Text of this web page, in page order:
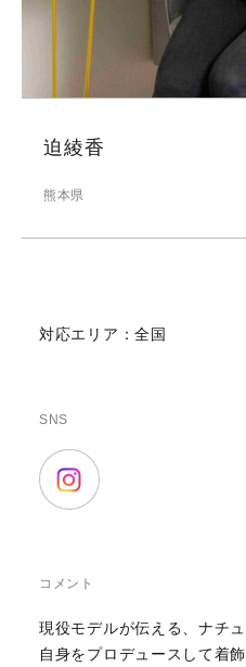
迫綾香
熊本県
対応エリア：全国
SNS
コメント
現役モデルが伝える、ナチ
自身をプロデュースして着